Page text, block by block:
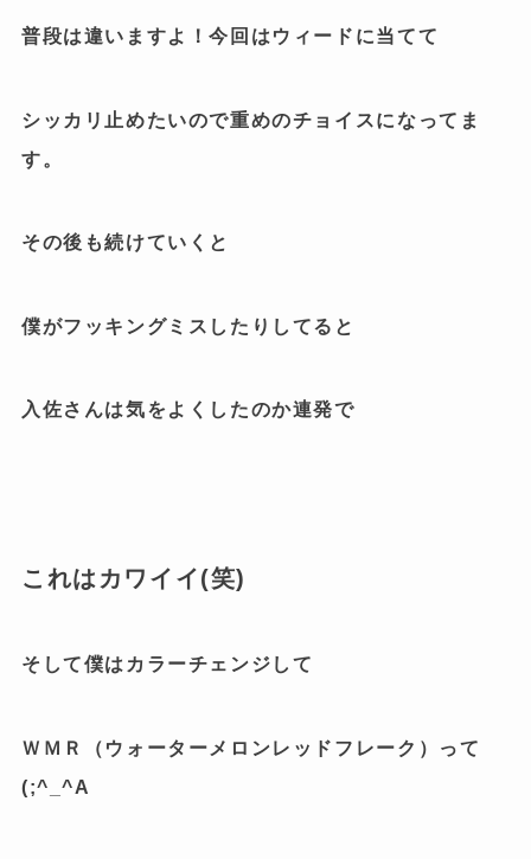
普段は違いますよ！今回はウィードに当てて
シッカリ止めたいので重めのチョイスになってま
す。
その後も続けていくと
僕がフッキングミスしたりしてると
入佐さんは気をよくしたのか連発で
これはカワイイ(笑)
そして僕はカラーチェンジして
ＷＭＲ（ウォーターメロンレッドフレーク）って
(;^_^A